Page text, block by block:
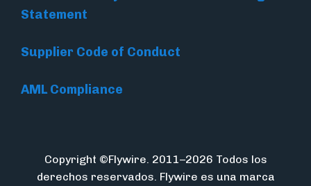
Statement
Supplier Code of Conduct
AML Compliance
Copyright ©Flywire. 2011–2026 Todos los
derechos reservados. Flywire es una marca